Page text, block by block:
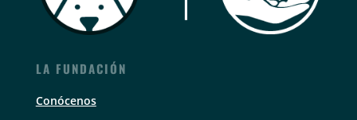
LA FUNDACIÓN
Conócenos